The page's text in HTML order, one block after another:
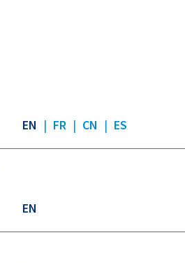
EN | FR | CN | ES
EN